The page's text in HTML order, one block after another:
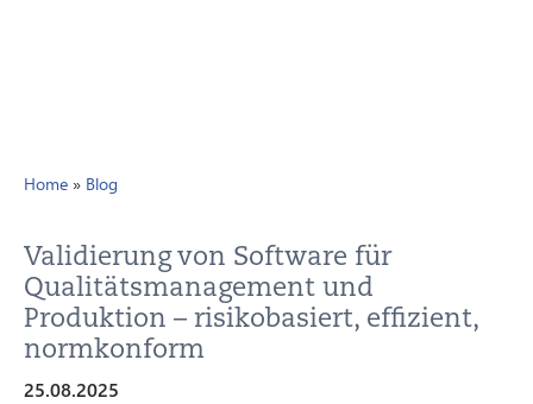
Home » Blog
Validierung von Software für
Qualitätsmanagement und
Produktion – risikobasiert, effizient,
normkonform
25.08.2025